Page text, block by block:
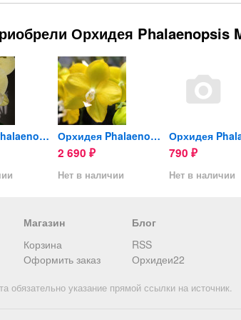
Орхидея Phalaenopsis
Орхидея Phalaenopsis... Орхидея Phalaenopsis Sogo...
2 690 ₽
Нет в наличии
790 ₽
Нет в наличии
Магазин
Корзина
Оформить заказ
Блог
RSS
Орхидеи22
обязательно указание прямой ссылки на источник.